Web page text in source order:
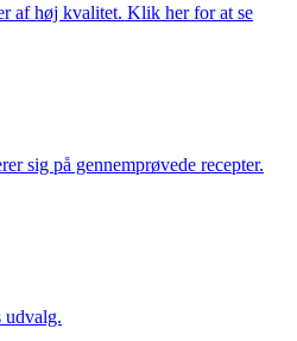
af høj kvalitet. Klik her for at se
sig på gennemprøvede recepter.
udvalg.